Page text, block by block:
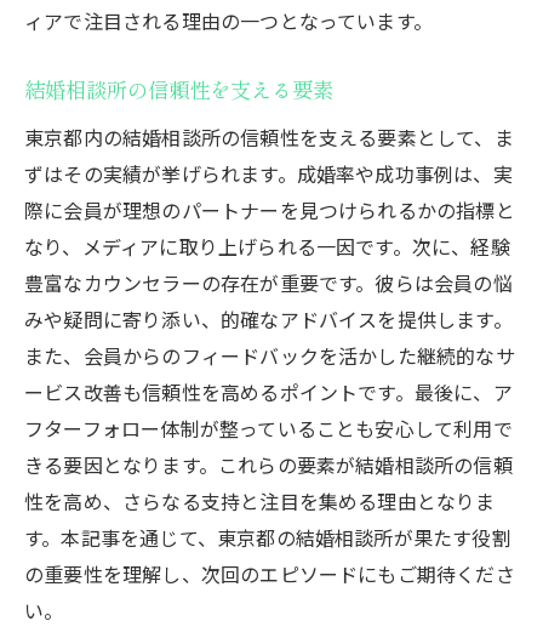
ィアで注目される理由の一つとなっています。
結婚相談所の信頼性を支える要素
東京都内の結婚相談所の信頼性を支える要素として、ま
ずはその実績が挙げられます。成婚率や成功事例は、実
際に会員が理想のパートナーを見つけられるかの指標と
なり、メディアに取り上げられる一因です。次に、経験
豊富なカウンセラーの存在が重要です。彼らは会員の悩
みや疑問に寄り添い、的確なアドバイスを提供します。
また、会員からのフィードバックを活かした継続的なサ
ービス改善も信頼性を高めるポイントです。最後に、ア
フターフォロー体制が整っていることも安心して利用で
きる要因となります。これらの要素が結婚相談所の信頼
性を高め、さらなる支持と注目を集める理由となりま
す。本記事を通じて、東京都の結婚相談所が果たす役割
の重要性を理解し、次回のエピソードにもご期待くださ
い。